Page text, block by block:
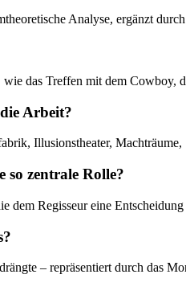
Analyse, ergänzt
das Treffen mit dem
Arbeit?
Illusionstheater,
so zentrale Rolle?
Regisseur eine
– repräsentiert durch das